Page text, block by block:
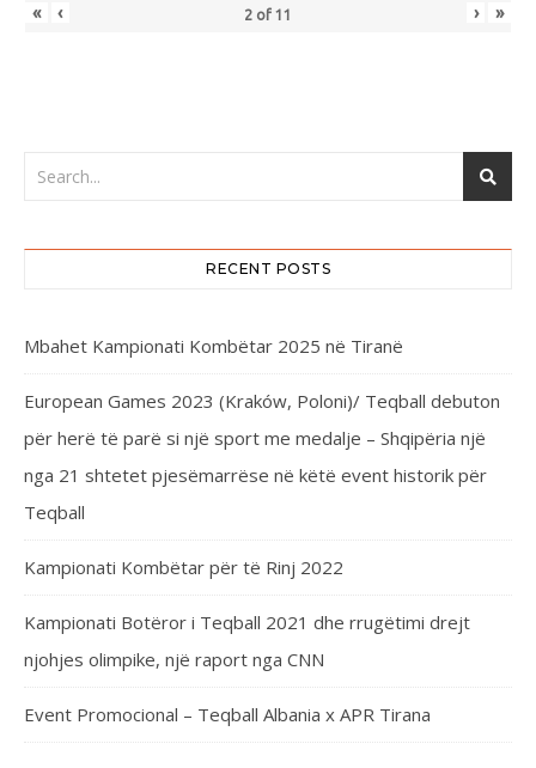
« ‹ 2 of 11 › »
RECENT POSTS
Mbahet Kampionati Kombëtar 2025 në Tiranë
European Games 2023 (Kraków, Poloni)/ Teqball debuton
për herë të parë si një sport me medalje – Shqipëria një
nga 21 shtetet pjesëmarrëse në këtë event historik për
Teqball
Kampionati Kombëtar për të Rinj 2022
Kampionati Botëror i Teqball 2021 dhe rrugëtimi drejt
njohjes olimpike, një raport nga CNN
Event Promocional – Teqball Albania x APR Tirana